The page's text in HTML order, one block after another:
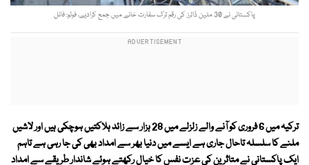
پاکستانی نے 30 ملین ڈالرز کی رقم ترک سفارت خانے میں جمع کرادیے، فوٹو: فائل
ترکیہ میں 6 فروری کو آنے والے زلزلے میں 28 ہزار سے زائد ہلاکتیں ہوچکی ہیں اور لاشیں
ملنے کا سلسلہ تاحال جاری ہے ایسے میں دنیا بھر سے امداد بھی کی جا رہی ہے تاہم
ایک پاکستانی نے متاثرین کی عزت نفس کا خیال رکھتے ہوئے شاندار طریقے سے امداد